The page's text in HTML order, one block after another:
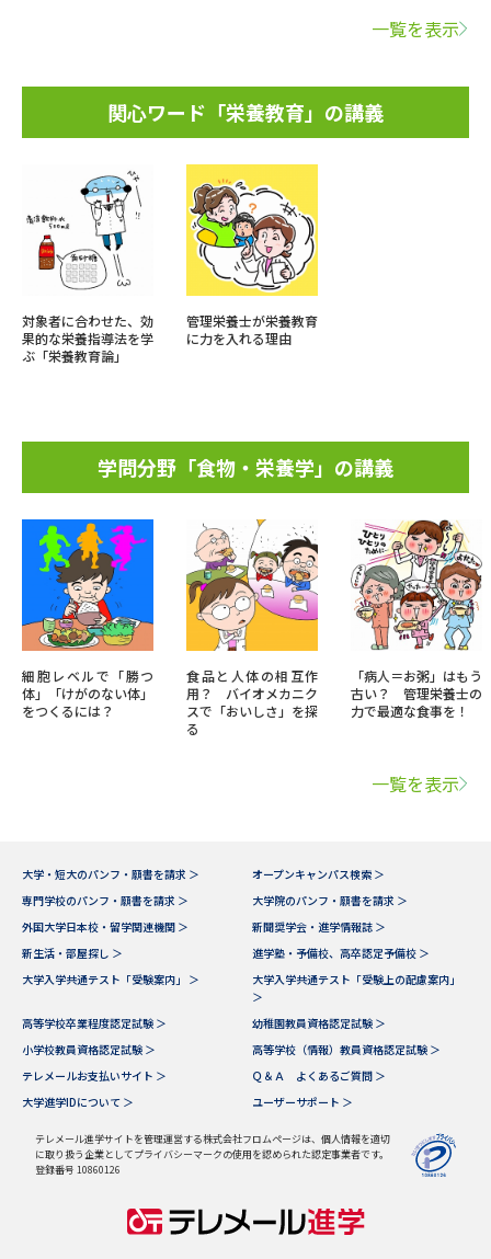
一覧を表示
関心ワード「栄養教育」の講義
対象者に合わせた、効
果的な栄養指導法を学
ぶ「栄養教育論」
管理栄養士が栄養教育
に力を入れる理由
学問分野「食物・栄養学」の講義
細胞レベルで「勝つ
体」「けがのない体」
をつくるには？
食品と人体の相互作
用？ バイオメカニク
スで「おいしさ」を探
る
「病人＝お粥」はもう
古い？ 管理栄養士の
力で最適な食事を！
一覧を表示
大学・短大のパンフ・願書を請求 ＞
オープンキャンパス検索 ＞
専門学校のパンフ・願書を請求 ＞
大学院のパンフ・願書を請求 ＞
外国大学日本校・留学関連機関 ＞
新聞奨学会・進学情報誌 ＞
新生活・部屋探し ＞
進学塾・予備校、高卒認定予備校 ＞
大学入学共通テスト「受験案内」 ＞
大学入学共通テスト「受験上の配慮案内」
＞
高等学校卒業程度認定試験 ＞
幼稚園教員資格認定試験 ＞
小学校教員資格認定試験 ＞
高等学校（情報）教員資格認定試験 ＞
テレメールお支払いサイト ＞
Ｑ＆Ａ よくあるご質問 ＞
大学進学IDについて ＞
ユーザーサポート ＞
テレメール進学サイトを管理運営する株式会社フロムページは、個人情報を適切
に取り扱う企業としてプライバシーマークの使用を認められた認定事業者です。
登録番号 10860126